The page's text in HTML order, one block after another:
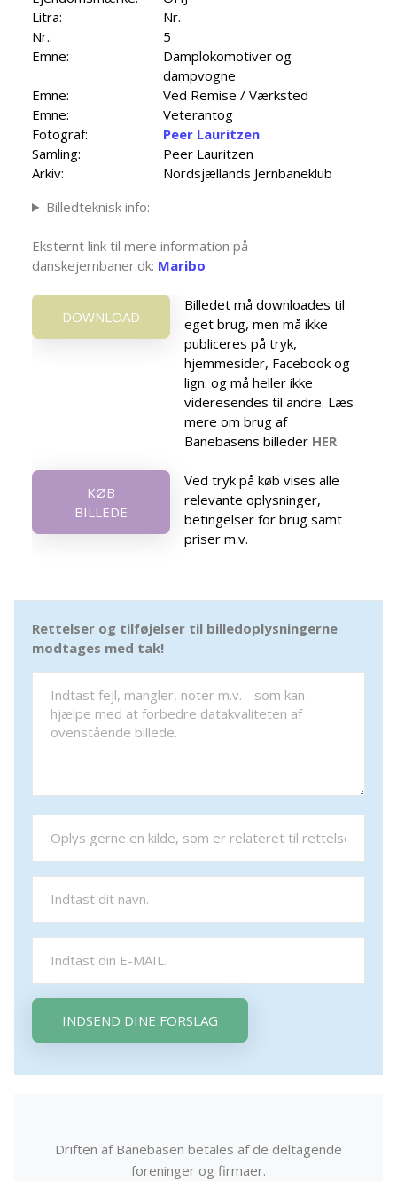
Litra:
Nr.
Nr.:
5
Emne:
Damplokomotiver og
dampvogne
Emne:
Ved Remise / Værksted
Emne:
Veterantog
Fotograf:
Peer Lauritzen
Samling:
Peer Lauritzen
Arkiv:
Nordsjællands Jernbaneklub
Billedteknisk info:
Eksternt link til mere information på
danskejernbaner.dk: Maribo
DOWNLOAD
Billedet må downloades til
eget brug, men må ikke
publiceres på tryk,
hjemmesider, Facebook og
lign. og må heller ikke
videresendes til andre. Læs
mere om brug af
Banebasens billeder HER
KØB
BILLEDE
Ved tryk på køb vises alle
relevante oplysninger,
betingelser for brug samt
priser m.v.
Rettelser og tilføjelser til billedoplysningerne
modtages med tak!
INDSEND DINE FORSLAG
Driften af Banebasen betales af de deltagende
foreninger og firmaer.